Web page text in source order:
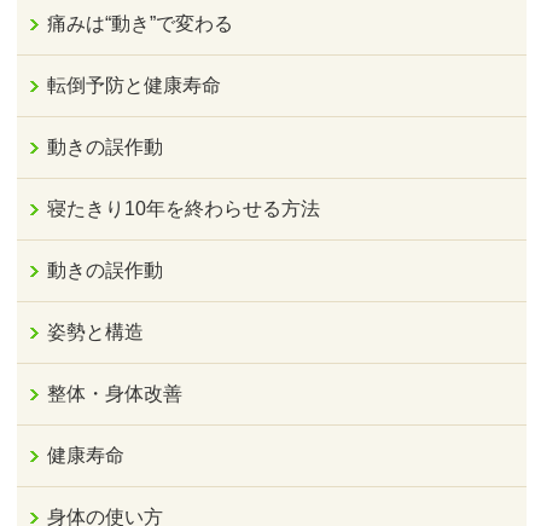
痛みは“動き”で変わる
転倒予防と健康寿命
動きの誤作動
寝たきり10年を終わらせる方法
動きの誤作動
姿勢と構造
整体・身体改善
健康寿命
身体の使い方